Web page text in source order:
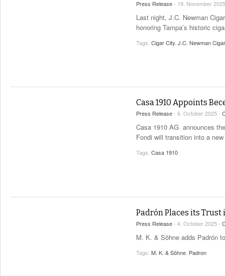
Press Release- 19. November
Last night, J.C. Newman
honoring Tampa’s historic
Tags: Cigar City J.C. Newman
Casa 1910 Appoints
Press Release- 6. October 2025 -
Casa 1910 AG announces
Fondi will transition into a
Tags: Casa 1910
Padrón Places its Trust
Press Release- 4. October 2025 -
M. K. & Söhne adds Padrón
Tags: M. K. & Söhne Padron